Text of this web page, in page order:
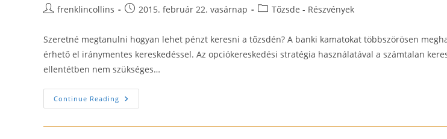
Postfrenklincollins
Post2015. február 22. vasárnap
PostTőzsde - Részvények
Szeretné megtanulni hogyan lehet pénzt keresni a tőzsdén? A banki kamatokat többszörösen
érhető el iránymentes kereskedéssel. Az opciókereskedési stratégia használatával a számtalan
ellentétben nem szükséges…
Continue Reading Éles
Számla